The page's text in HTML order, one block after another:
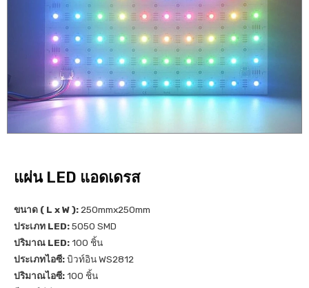
แผ่น LED แอดเดรส
ขนาด ( L x W ): 250mmx250mm
ประเภท LED:5050 SMD
ปริมาณ LED:100 ชิ้น
ประเภทไอซี:บิวท์อิน WS2812
ปริมาณไอซี:100 ชิ้น